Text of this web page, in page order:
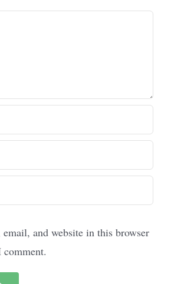
email, and website in this browser